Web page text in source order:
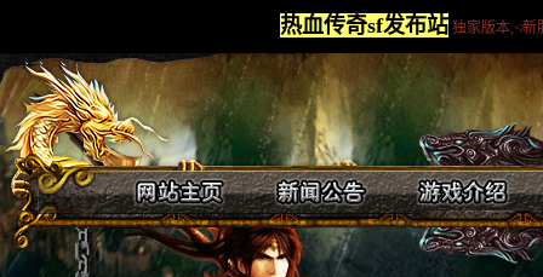
热血传奇sf发布站 独家版本,≮新